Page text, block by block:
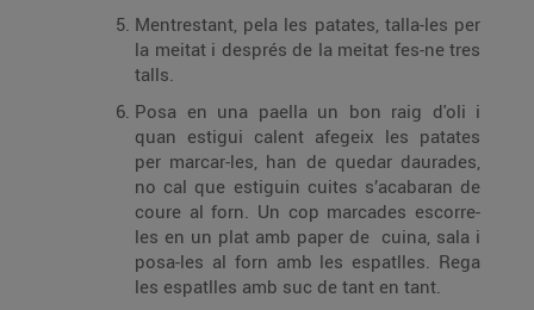
Mentrestant, pela les patates, talla-les per
la meitat i després de la meitat fes-ne tres
talls.
Posa en una paella un bon raig d'oli i
quan estigui calent afegeix les patates
per marcar-les, han de quedar daurades,
no cal que estiguin cuites s’acabaran de
coure al forn. Un cop marcades escorre-
les en un plat amb paper de cuina, sala i
posa-les al forn amb les espatlles. Rega
les espatlles amb suc de tant en tant.